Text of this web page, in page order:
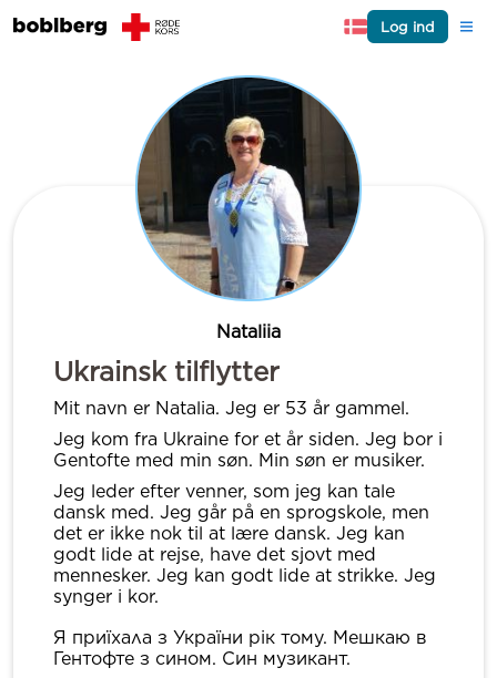
Log ind
Nataliia
Ukrainsk tilflytter
Mit navn er Natalia. Jeg er 53 år gammel.
Jeg kom fra Ukraine for et år siden. Jeg bor i
Gentofte med min søn. Min søn er musiker.
Jeg leder efter venner, som jeg kan tale
dansk med. Jeg går på en sprogskole, men
det er ikke nok til at lære dansk. Jeg kan
godt lide at rejse, have det sjovt med
mennesker. Jeg kan godt lide at strikke. Jeg
synger i kor.
Я приїхала з України рік тому. Мешкаю в
Гентофте з сином. Син музикант.